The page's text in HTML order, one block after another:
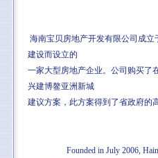
海南宝贝房地产开发有限公司成
建设而设立的
一家大型房地产企业。公司购买了
兴建博鳌亚洲新城
建议方案，此方案得到了省政府的
Founded in July 2006, Hainan